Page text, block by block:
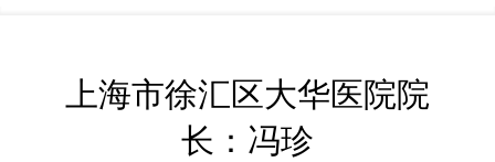
数
上海市徐汇区大华医院院
长：冯珍